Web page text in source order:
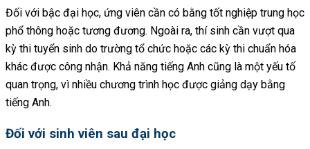
Đối với bậc đại học, ứng viên cần có bằng tốt nghiệp trung học
phổ thông hoặc tương đương. Ngoài ra, thí sinh cần vượt qua
kỳ thi tuyển sinh do trường tổ chức hoặc các kỳ thi chuẩn hóa
khác được công nhận. Khả năng tiếng Anh cũng là một yếu tố
quan trọng, vì nhiều chương trình học được giảng dạy bằng
tiếng Anh.
Đối với sinh viên sau đại học